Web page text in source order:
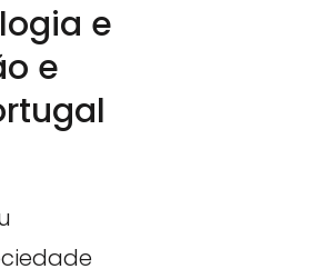
e
e